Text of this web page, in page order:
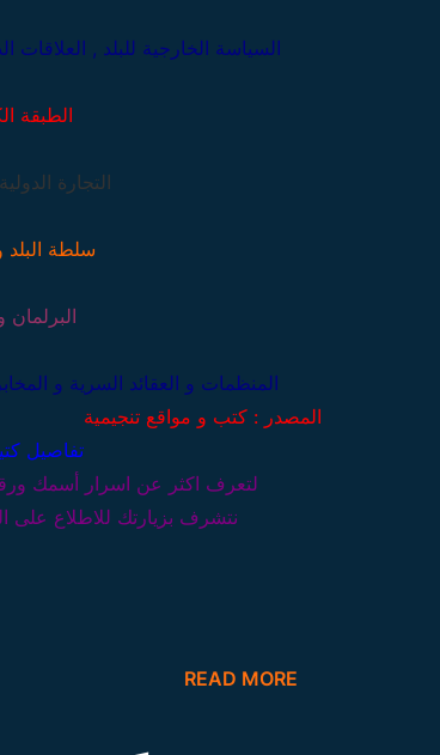
السياسة الخارجية للبلد , العلاقات
الطبقة
التجارة
سلطة البلد
البرلمان
المنظمات و العقائد السرية و
المصدر : كتب و مواقع تنجيمية
تفاصيل
لتعرف اكثر عن اسرار أسمك
نتشرف بزيارتك للاطلاع على
READ MORE